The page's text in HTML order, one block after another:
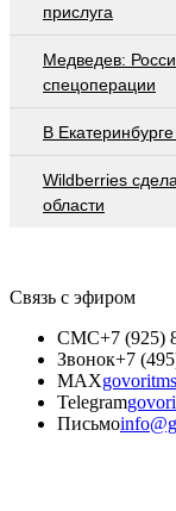
приcлугa
Медведев:
спецоперации
В
Wildberries
области
Связь с эфиром
СМС+7 (925)
Звонок+7
MAX
Telegram
Письмо